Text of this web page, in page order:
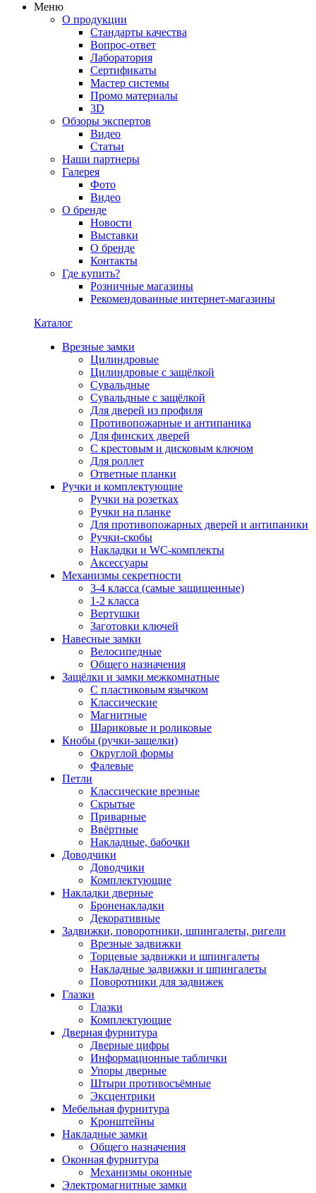
Меню
О продукции
Стандарты качества
Вопрос-ответ
Лаборатория
Сертификаты
Мастер системы
Промо материалы
3D
Обзоры экспертов
Видео
Статьи
Наши партнеры
Галерея
Фото
Видео
О бренде
Новости
Выставки
О бренде
Контакты
Где купить?
Розничные магазины
Рекомендованные интернет-магазины
Каталог
Врезные замки
Цилиндровые
Цилиндровые с защёлкой
Сувальдные
Сувальдные с защёлкой
Для дверей из профиля
Противопожарные и антипаника
Для финских дверей
С крестовым и дисковым ключом
Для роллет
Ответные планки
Ручки и комплектующие
Ручки на розетках
Ручки на планке
Для противопожарных дверей и антипаники
Ручки-скобы
Накладки и WC-комплекты
Аксессуары
Механизмы секретности
3-4 класса (самые защищенные)
1-2 класса
Вертушки
Заготовки ключей
Навесные замки
Велосипедные
Общего назначения
Защёлки и замки межкомнатные
С пластиковым язычком
Классические
Магнитные
Шариковые и роликовые
Кнобы (ручки-защелки)
Округлой формы
Фалевые
Петли
Классические врезные
Скрытые
Приварные
Ввёртные
Накладные, бабочки
Доводчики
Доводчики
Комплектующие
Накладки дверные
Броненакладки
Декоративные
Задвижки, поворотники, шпингалеты, ригели
Врезные задвижки
Торцевые задвижки и шпингалеты
Накладные задвижки и шпингалеты
Поворотники для задвижек
Глазки
Глазки
Комплектующие
Дверная фурнитура
Дверные цифры
Информационные таблички
Упоры дверные
Штыри противосъёмные
Эксцентрики
Мебельная фурнитура
Кронштейны
Накладные замки
Общего назначения
Оконная фурнитура
Механизмы оконные
Электромагнитные замки